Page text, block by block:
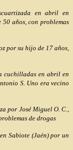
en abril en
años, con problemas
por su hijo de 17 años,
cuchilladas en abril en
S. Uno era vecino
por José Miguel O. C.,
de drogas
Sabiote (Jaén) por un